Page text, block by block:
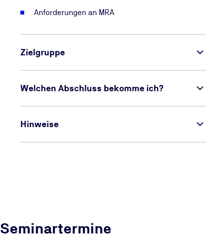
Anforderungen an MRA
Zielgruppe
Welchen Abschluss bekomme ich?
Hinweise
Seminartermine